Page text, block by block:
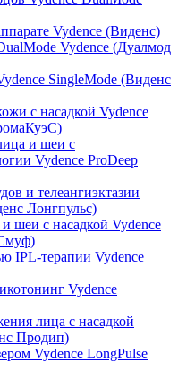
Vydence (Виденс)
Vydence (Дуалмод
SingleMode (Виденс
с насадкой Vydence
и шеи с
Vydence ProDeep
и телеангиэктазии
Лонгпульс)
шеи с насадкой Vydence
IPL-терапии Vydence
Vydence
лица с насадкой
Продип)
Vydence LongPulse